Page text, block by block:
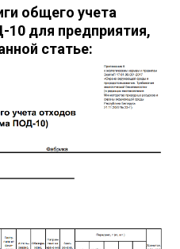
общего учета
для предприятия,
статье: